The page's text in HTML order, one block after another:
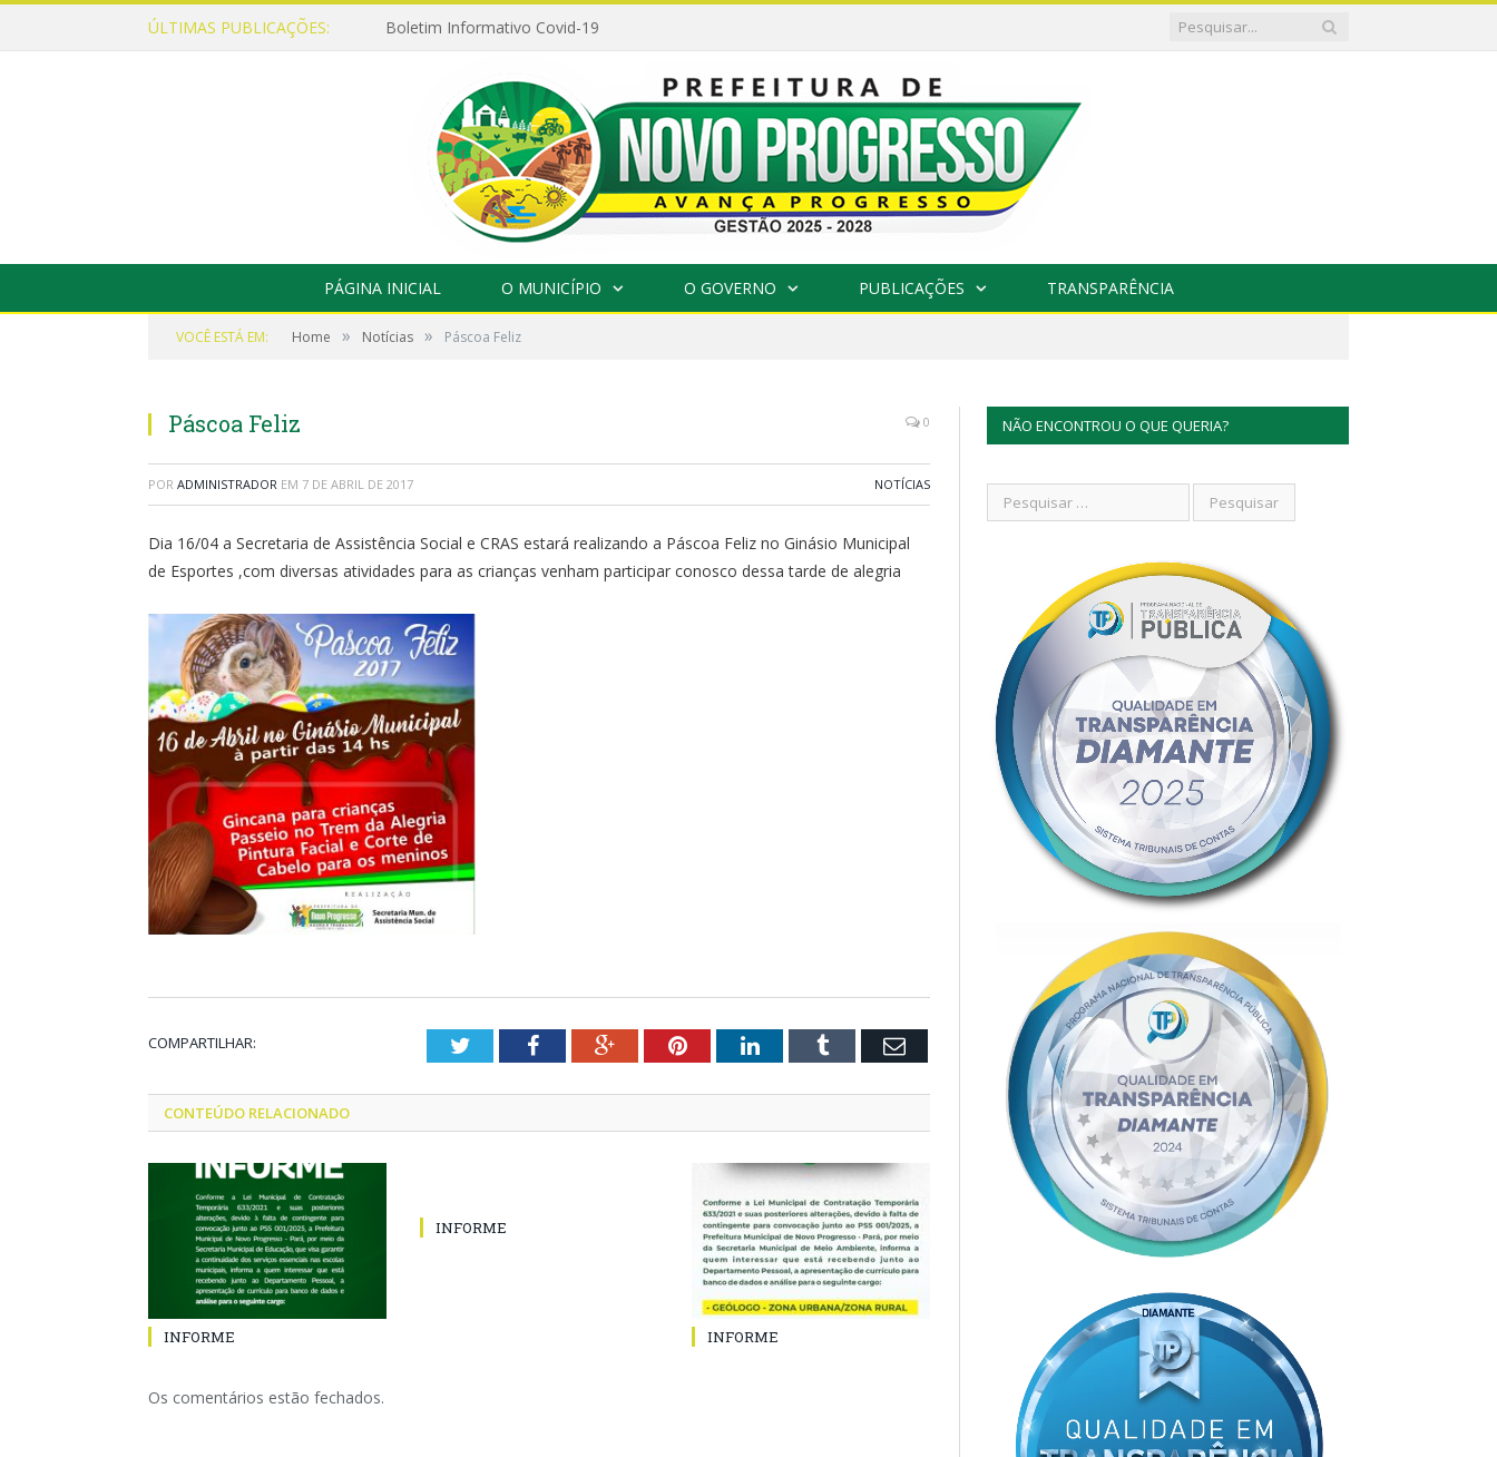
ÚLTIMAS PUBLICAÇÕES: Boletim Informativo Covid-19
PÁGINA INICIAL O MUNICÍPIO O GOVERNO PUBLICAÇÕES TRANSPARÊNCIA
VOCÊ ESTÁ EM: Home » Notícias » Páscoa Feliz
Páscoa Feliz 0
POR ADMINISTRADOR EM 7 DE ABRIL DE 2017 NOTÍCIAS
Dia 16/04 a Secretaria de Assistência Social e CRAS estará realizando a Páscoa Feliz no Ginásio Municipal
de Esportes ,com diversas atividades para as crianças venham participar conosco dessa tarde de alegria
COMPARTILHAR: TwitterFacebookGoogle+PinterestLinkedInTumblr Email
CONTEÚDO RELACIONADO
INFORME
INFORME
INFORME
Os comentários estão fechados.
NÃO ENCONTROU O QUE QUERIA?